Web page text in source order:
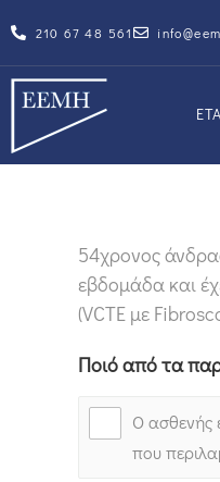
210 67 48 561
54χρονος
εβδομάδα και
(VCTE με
Ποιό από τα
Ο ασθενής
που